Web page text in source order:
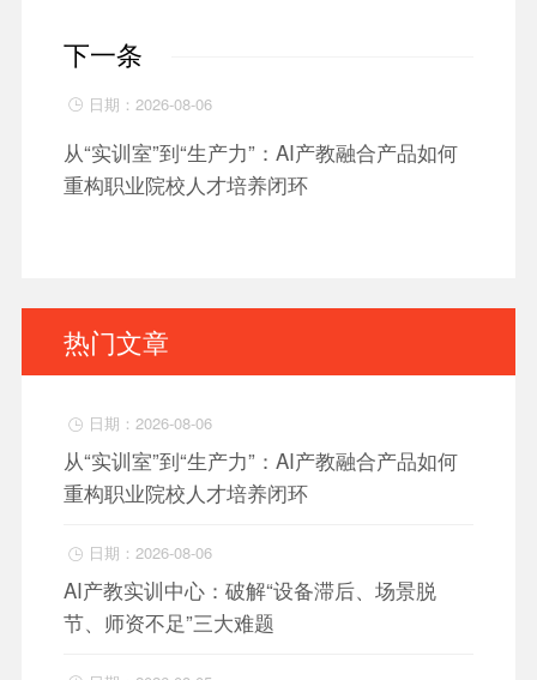
下一条
 日期：2026-08-06
从“实训室”到“生产力”：AI产教融合产品如何
重构职业院校人才培养闭环
热门文章
 日期：2026-08-06
从“实训室”到“生产力”：AI产教融合产品如何
重构职业院校人才培养闭环
 日期：2026-08-06
AI产教实训中心：破解“设备滞后、场景脱
节、师资不足”三大难题